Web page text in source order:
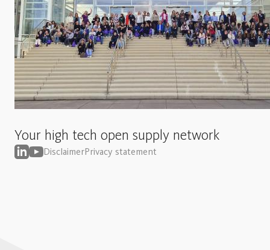
Your high tech open supply network
DisclaimerPrivacy statement